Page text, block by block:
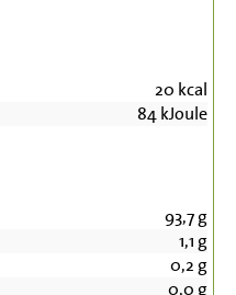
20 kcal
84kJoule
93,7g
1,1 g
0,2 g
0,0 g